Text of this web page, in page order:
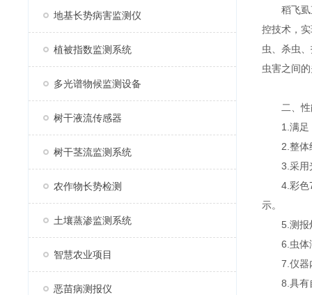
地基长势病害监测仪
植被指数监测系统
多光谱物候监测设备
树干液流传感器
树干茎流监测系统
农作物长势检测
土壤蒸渗监测系统
智慧农业项目
恶苗病测报仪
稻飞虱直
控技术，
虫、杀虫
虫害之间
二、性
1.满足
2.整体结
3.采用光
4.彩色7
示。
5.测报灯
6.虫体洒
7.仪器内
8.具有自